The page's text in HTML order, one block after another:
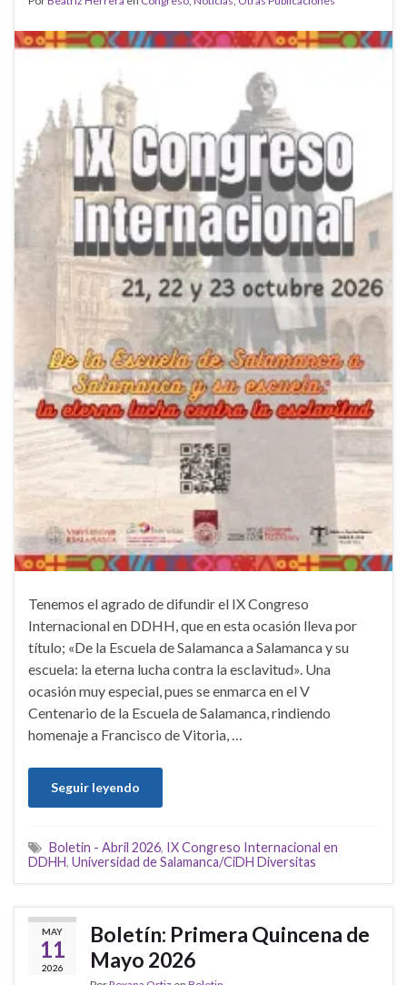
Tenemos el agrado de difundir el IX Congreso
Internacional en DDHH, que en esta ocasión lleva por
título; «De la Escuela de Salamanca a Salamanca y su
escuela: la eterna lucha contra la esclavitud». Una
ocasión muy especial, pues se enmarca en el V
Centenario de la Escuela de Salamanca, rindiendo
homenaje a Francisco de Vitoria, …
Seguir leyendo
Boletin - Abril 2026, IX Congreso Internacional en
DDHH, Universidad de Salamanca/CiDH Diversitas
MAY
11
2026
Boletín: Primera Quincena de
Mayo 2026